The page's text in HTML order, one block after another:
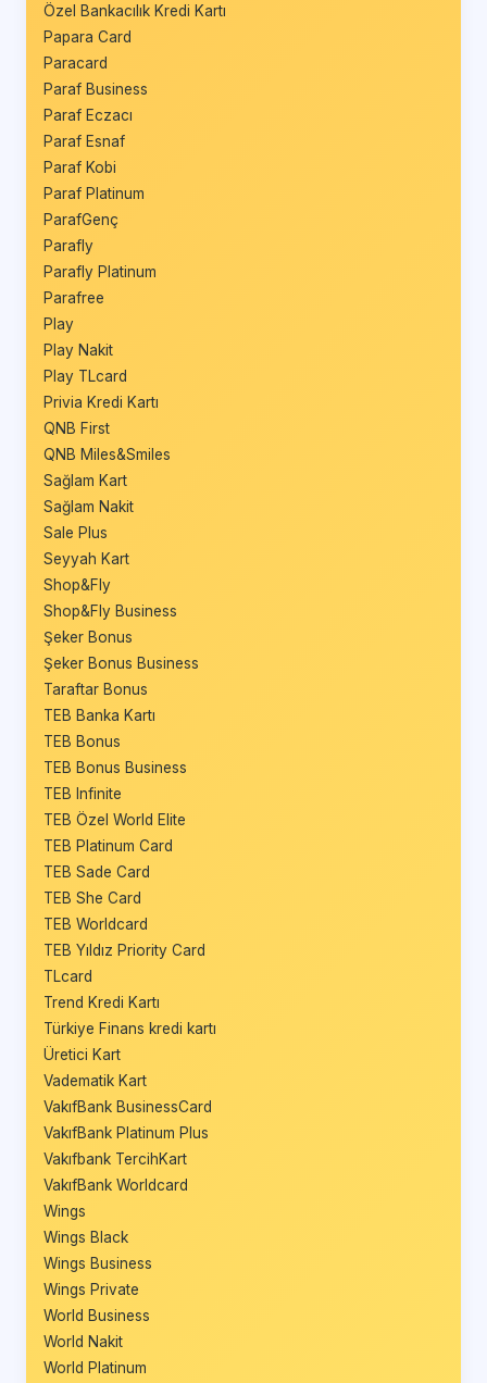
Özel Bankacılık Kredi Kartı
Papara Card
Paracard
Paraf Business
Paraf Eczacı
Paraf Esnaf
Paraf Kobi
Paraf Platinum
ParafGenç
Parafly
Parafly Platinum
Parafree
Play
Play Nakit
Play TLcard
Privia Kredi Kartı
QNB First
QNB Miles&Smiles
Sağlam Kart
Sağlam Nakit
Sale Plus
Seyyah Kart
Shop&Fly
Shop&Fly Business
Şeker Bonus
Şeker Bonus Business
Taraftar Bonus
TEB Banka Kartı
TEB Bonus
TEB Bonus Business
TEB Infinite
TEB Özel World Elite
TEB Platinum Card
TEB Sade Card
TEB She Card
TEB Worldcard
TEB Yıldız Priority Card
TLcard
Trend Kredi Kartı
Türkiye Finans kredi kartı
Üretici Kart
Vadematik Kart
VakıfBank BusinessCard
VakıfBank Platinum Plus
Vakıfbank TercihKart
VakıfBank Worldcard
Wings
Wings Black
Wings Business
Wings Private
World Business
World Nakit
World Platinum